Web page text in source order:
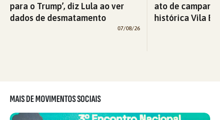
para o Trump’, diz Lula ao ver
dados de desmatamento
07/08/26
ato de
histórica Vila
MAIS DE MOVIMENTOS SOCIAIS